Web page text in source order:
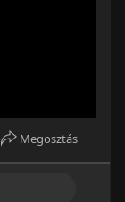
Megosztás